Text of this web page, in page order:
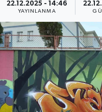
22.12.2025 - 14:46
YAYINLANMA
Haber İlanlar
Kültür-Sanat
Magazin